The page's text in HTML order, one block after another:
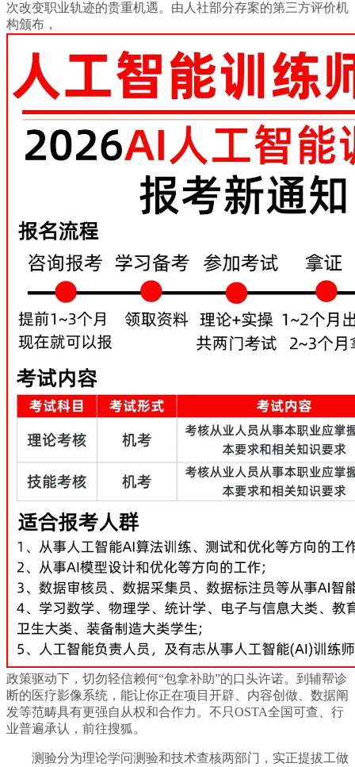
次改变职业轨迹的贵重机遇。由人社部分存案的第三方评价机
构颁布，
政策驱动下，切勿轻信赖何“包拿补助”的口头许诺。到辅帮诊
断的医疗影像系统，能让你正在项目开辟、内容创做、数据阐
发等范畴具有更强自从权和合作力。不只OSTA全国可查、行
业普遍承认，前往搜狐。
测验分为理论学问测验和技术查核两部门，实正提拔工做